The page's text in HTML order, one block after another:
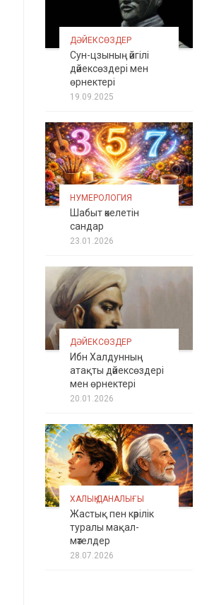
ДӘЙЕКСӨЗДЕР
Сун-цзының әйгілі
дәйексөздері мен
өрнектері
19.09.2025
НУМЕРОЛОГИЯ
Шабыт әкелетін
сандар
23.01.2026
ДӘЙЕКСӨЗДЕР
Ибн Халдунның
атақты дәйексөздері
мен өрнектері
20.01.2026
ХАЛЫҚ ДАНАЛЫҒЫ
Жастық пен кәрілік
туралы мақал-
мәтелдер
28.07.2026